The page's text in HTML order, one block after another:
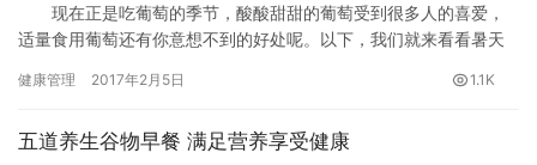
现在正是吃葡萄的季节，酸酸甜甜的葡萄受到很多人的喜爱，
适量食用葡萄还有你意想不到的好处呢。以下，我们就来看看暑天
健康管理 2017年2月5日 1.1K
五道养生谷物早餐 满足营养享受健康